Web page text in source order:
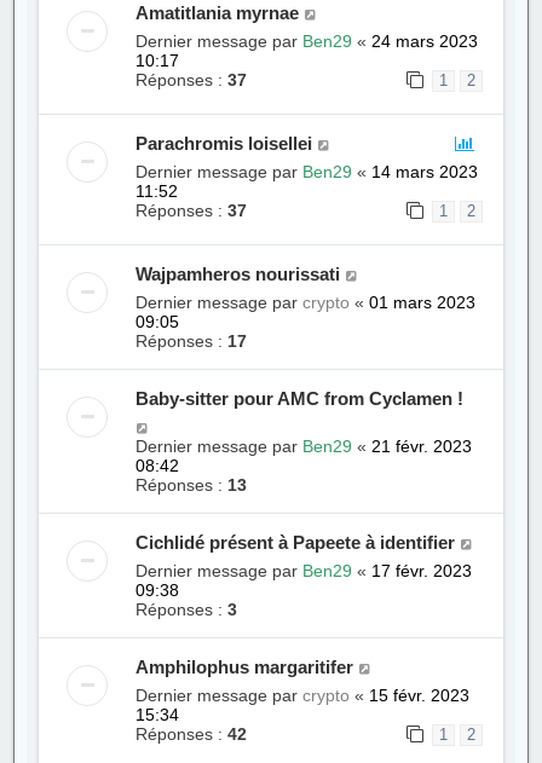
Amatitlania myrnae
Dernier message par Ben29 « 24 mars 2023
10:17
Réponses :37 1 2
Parachromis loisellei
Dernier message par Ben29 « 14 mars 2023
11:52
Réponses :37 1 2
Wajpamheros nourissati
Dernier message parcrypto «01 mars 2023
09:05
Réponses : 17
Baby-sitter pour AMC from Cyclamen !
Dernier message par Ben29 « 21 févr. 2023
08:42
Réponses : 13
Cichlidé présent à Papeete à identifier
Dernier message par Ben29 « 17 févr. 2023
09:38
Réponses :3
Amphilophus margaritifer
Dernier message parcrypto « 15 févr. 2023
15:34
Réponses :42 1 2